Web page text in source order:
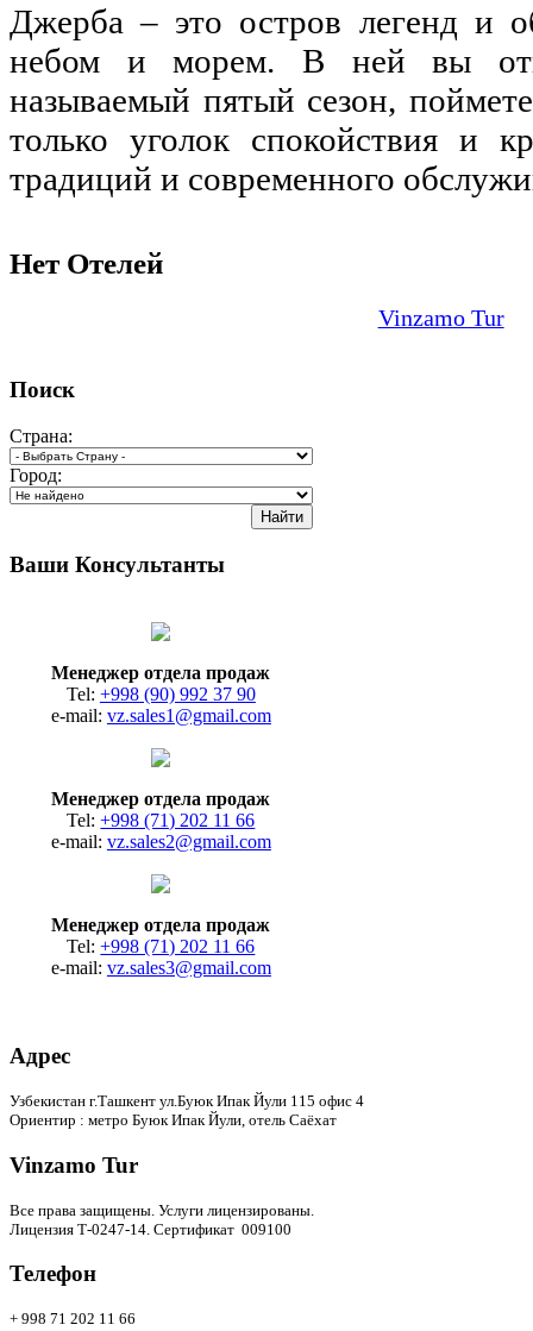
Джерба – это остров легенд и
небом и морем. В ней вы
называемый пятый сезон,
только уголок спокойствия и
традиций и современного
Нет Отелей
Vinzamo Tur
Поиск
Страна:
Город:
Ваши Консультанты
Менеджер отдела продаж
Tel: +998 (90) 992 37 90
e-mail: vz.sales1@gmail.com
Менеджер отдела продаж
Tel:+998 (71) 202 11 66
e-mail: vz.sales2@gmail.com
Менеджер отдела продаж
Tel:+998 (71) 202 11 66
e-mail: vz.sales3@gmail.com
Адрес
Узбекистан г.Ташкент ул.Буюк Ипак Йули 115 офис 4
Ориентир : метро Буюк Ипак Йули, отель Саёхат
Vinzamo Tur
Все права защищены. Услуги лицензированы.
Лицензия Т-0247-14. Сертификат 009100
Телефон
+ 998 71 202 11 66